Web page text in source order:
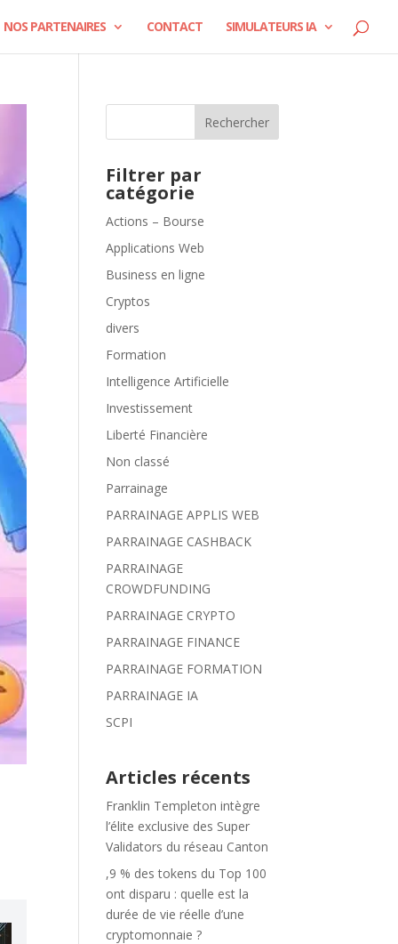
NOS PARTENAIRES CONTACT SIMULATEURS IA
Rechercher
Filtrer par
catégorie
Actions – Bourse
Applications Web
Business en ligne
Cryptos
divers
Formation
Intelligence Artificielle
Investissement
Liberté Financière
Non classé
Parrainage
PARRAINAGE APPLIS WEB
PARRAINAGE CASHBACK
PARRAINAGE
CROWDFUNDING
PARRAINAGE CRYPTO
PARRAINAGE FINANCE
PARRAINAGE FORMATION
PARRAINAGE IA
SCPI
Articles récents
Franklin Templeton intègre
l’élite exclusive des Super
Validators du réseau Canton
,9 % des tokens du Top 100
ont disparu : quelle est la
durée de vie réelle d’une
cryptomonnaie ?